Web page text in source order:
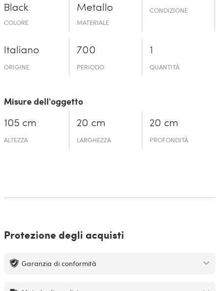
Black
COLORE
Metallo
MATERIALE
CONDIZIONE
Italiano
ORIGINE
700
PERIODO
1
QUANTITÀ
Misure dell'oggetto
105 cm
ALTEZZA
20 cm
LARGHEZZA
20 cm
PROFONDITÀ
Protezione degli acquisti
Garanzia di conformità